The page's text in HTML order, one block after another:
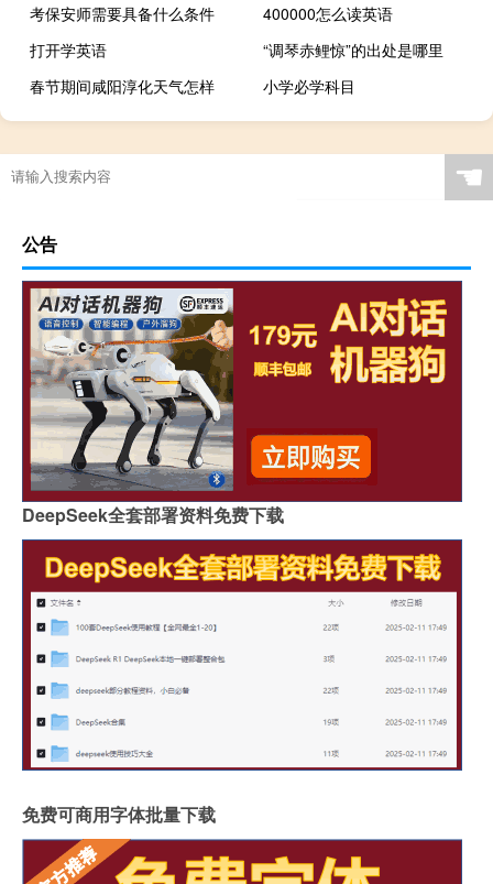
考保安师需要具备什么条件
400000怎么读英语
打开学英语
“调琴赤鲤惊”的出处是哪里
春节期间咸阳淳化天气怎样
小学必学科目
☚
公告
DeepSeek全套部署资料免费下载
免费可商用字体批量下载